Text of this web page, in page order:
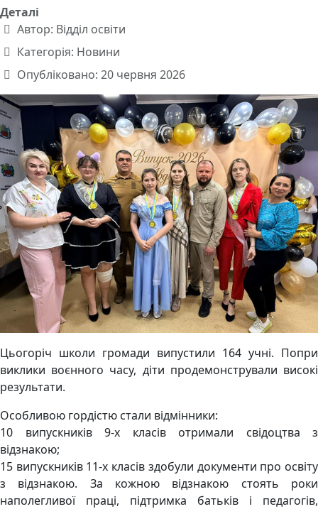
Деталі
Автор: Відділ освіти
Категорія: Новини
Опубліковано: 20 червня 2026
Цьогоріч школи громади випустили 164 учні. Попри
виклики воєнного часу, діти продемонстрували високі
результати.
Особливою гордістю стали відмінники:
10 випускників 9-х класів отримали свідоцтва з
відзнакою;
15 випускників 11-х класів здобули документи про освіту
з відзнакою. За кожною відзнакою стоять роки
наполегливої праці, підтримка батьків і педагогів,